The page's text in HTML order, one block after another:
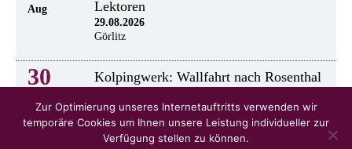
Aug
Lektoren
29.08.2026
Görlitz
30 Kolpingwerk: Wallfahrt nach Rosenthal
Zur Optimierung unseres Internetauftritts verwenden wir
temporäre Cookies um Ihnen unsere Leistung individueller zur
Verfügung stellen zu können.